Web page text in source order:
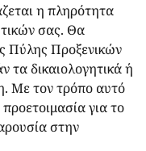
η πληρότητα
σας. Θα
Πύλης Προξενικών
τα δικαιολογητικά ή
Με τον τρόπο αυτό
για το
στην